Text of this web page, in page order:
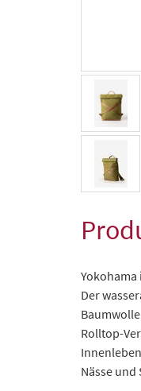
Der
Rolltop-
Nässe